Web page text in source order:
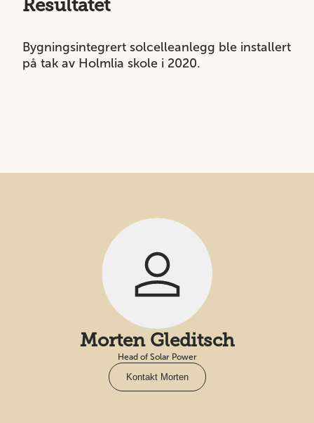
Resultatet
Bygningsintegrert solcelleanlegg ble installert
på tak av Holmlia skole i 2020.
Morten Gleditsch
Head of Solar Power
Kontakt Morten